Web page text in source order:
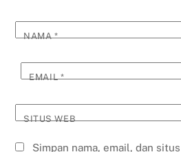
NAMA*
EMAIL*
SITUS WEB
Simpan nama, email, dan